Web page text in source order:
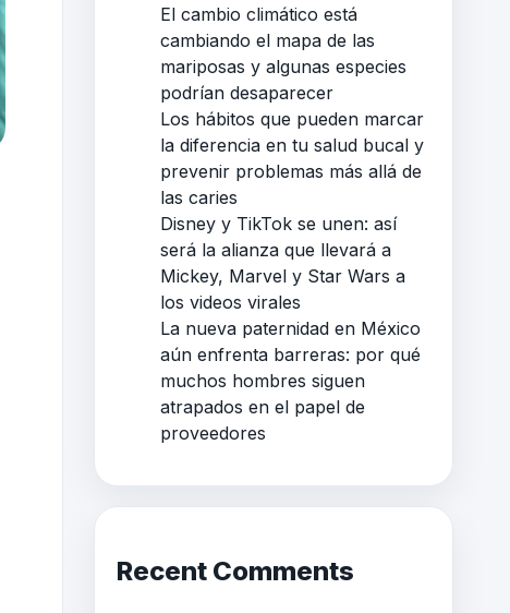
El cambio climático está
cambiando el mapa de las
mariposas y algunas especies
podrían desaparecer
Los hábitos que pueden marcar
la diferencia en tu salud bucal y
prevenir problemas más allá de
las caries
Disney y TikTok se unen: así
será la alianza que llevará a
Mickey, Marvel y Star Wars a
los videos virales
La nueva paternidad en México
aún enfrenta barreras: por qué
muchos hombres siguen
atrapados en el papel de
proveedores
Recent Comments